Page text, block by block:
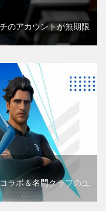
のアカウントが無期限
ラボ＆名門クラブのユ